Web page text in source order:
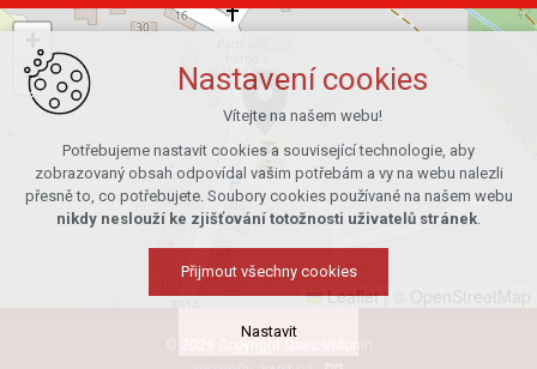
−
Leaflet |
Nastavení cookies
Vítejte na našem webu!
Potřebujeme nastavit cookies a související technologie, aby
zobrazovaný obsah odpovídal vašim potřebám a vy na webu nalezli
přesně to, co potřebujete. Soubory cookies používané na našem webu
nikdy neslouží ke zjišťování totožnosti uživatelů stránek.
Přijmout všechny cookies
Nastavit